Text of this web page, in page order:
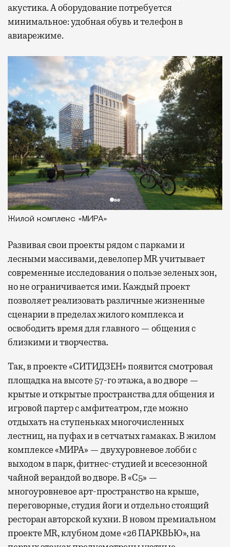
акустика. А оборудование потребуется
минимальное: удобная обувь и телефон в
авиарежиме.
Жилой комплекс «МИРА»
Развиваясвои проекты рядом с парками и
лесными массивами, девелопер MR учитывает
современные исследования о пользе зеленых зон,
но не ограничивается ими. Каждый проект
позволяет реализовать различные жизненные
сценарии в пределах жилого комплекса и
освободить время для главного — общения с
близкими и творчества.
Так, в проекте «СИТИДЗЕН» появится смотровая
площадка на высоте 57-го этажа, а во дворе —
крытые и открытые пространства для общения и
игровой партер с амфитеатром, где можно
отдыхать на ступеньках многочисленных
лестниц, на пуфах и в сетчатых гамаках. В жилом
комплексе «МИРА» — двухуровневое лобби с
выходом в парк, фитнес-студией и всесезонной
чайной верандой во дворе. В «С5» —
многоуровневое арт-пространство на крыше,
переговорные, студия йоги и отдельно стоящий
ресторан авторской кухни. В новом премиальном
проекте MR, клубном доме «26 ПАРКВЬЮ», на